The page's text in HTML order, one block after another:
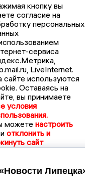
кнопку вы
согласие на
персональных
сервиса
LiveInternet.
сайте используются
Оставаясь на
вы принимаете
условия
можете настроить
отклонить и
сайт
Принять